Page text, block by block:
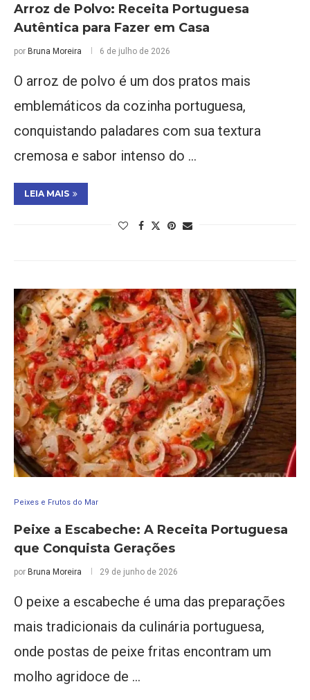
Arroz de Polvo: Receita Portuguesa
Autêntica para Fazer em Casa
por Bruna Moreira 6 de julho de 2026
O arroz de polvo é um dos pratos mais
emblemáticos da cozinha portuguesa,
conquistando paladares com sua textura
cremosa e sabor intenso do …
LEIA MAIS
Peixes e Frutos do Mar
Peixe a Escabeche: A Receita Portuguesa
que Conquista Gerações
por Bruna Moreira 29 de junho de 2026
O peixe a escabeche é uma das preparações
mais tradicionais da culinária portuguesa,
onde postas de peixe fritas encontram um
molho agridoce de …